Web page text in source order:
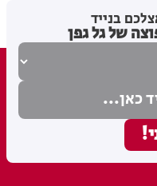
בנייד
של גל גפן